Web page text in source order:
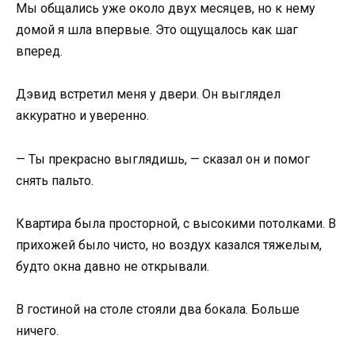
Мы общались уже около двух месяцев, но к нему
домой я шла впервые. Это ощущалось как шаг
вперед.
Дэвид встретил меня у двери. Он выглядел
аккуратно и уверенно.
— Ты прекрасно выглядишь, — сказал он и помог
снять пальто.
Квартира была просторной, с высокими потолками. В
прихожей было чисто, но воздух казался тяжелым,
будто окна давно не открывали.
В гостиной на столе стояли два бокала. Больше
ничего.